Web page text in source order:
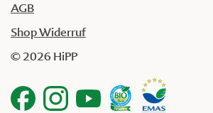
AGB
Shop Widerruf
© 2026 HiPP